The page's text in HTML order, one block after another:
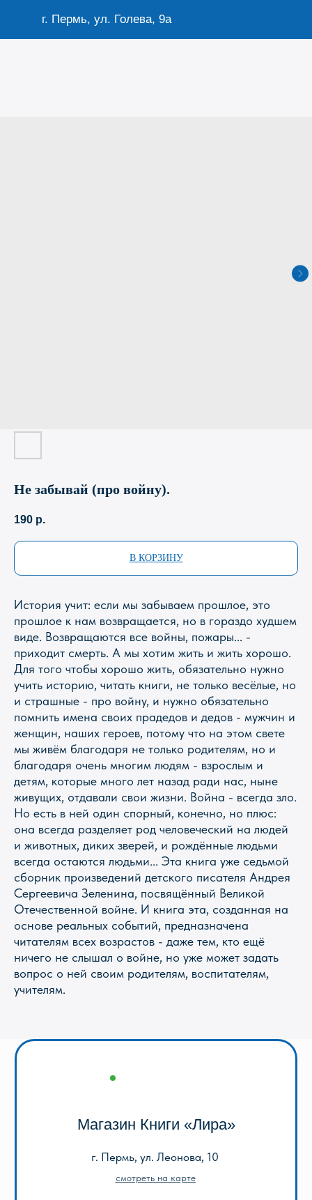
г. Пермь, ул. Голева, 9а
Не забывай (про войну).
190 р.
В КОРЗИНУ
История учит: если мы забываем прошлое, это
прошлое к нам возвращается, но в гораздо худшем
виде. Возвращаются все войны, пожары... -
приходит смерть. А мы хотим жить и жить хорошо.
Для того чтобы хорошо жить, обязательно нужно
учить историю, читать книги, не только весёлые, но
и страшные - про войну, и нужно обязательно
помнить имена своих прадедов и дедов - мужчин и
женщин, наших героев, потому что на этом свете
мы живём благодаря не только родителям, но и
благодаря очень многим людям - взрослым и
детям, которые много лет назад ради нас, ныне
живущих, отдавали свои жизни. Война - всегда зло.
Но есть в ней один спорный, конечно, но плюс:
она всегда разделяет род человеческий на людей
и животных, диких зверей, и рождённые людьми
всегда остаются людьми... Эта книга уже седьмой
сборник произведений детского писателя Андрея
Сергеевича Зеленина, посвящённый Великой
Отечественной войне. И книга эта, созданная на
основе реальных событий, предназначена
читателям всех возрастов - даже тем, кто ещё
ничего не слышал о войне, но уже может задать
вопрос о ней своим родителям, воспитателям,
учителям.
г. Пермь, ул. Леонова, 10
+7 (342) 226-44-10
+7 902 478-01-11
Магазин Книги «Лира»
пн-пт 10.00 - 19.00
сб 10.00 - 18.00
без обеда
вс выходной
Оптовый отдел «Лира-2»
Акции
Для школы
Для дошкольников